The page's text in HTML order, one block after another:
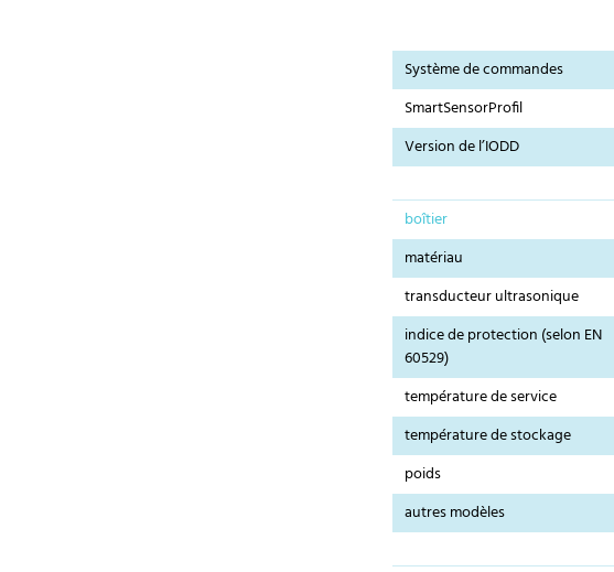
Système de commandes
SmartSensorProfil
Version de l’IODD
boîtier
matériau
transducteur ultrasonique
indice de protection (selon EN
60529)
température de service
température de stockage
poids
autres modèles